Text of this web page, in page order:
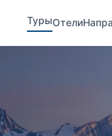
ТурыОтели